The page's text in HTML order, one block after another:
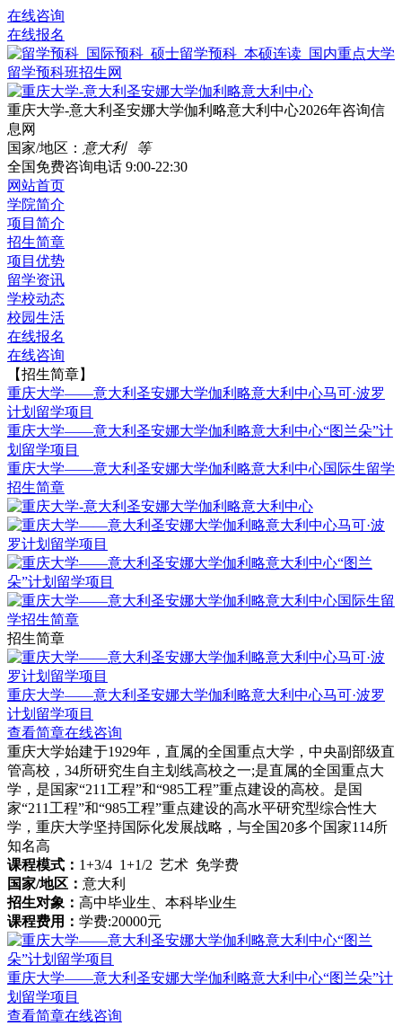
在线咨询
在线报名
重庆大学-意大利圣安娜大学伽利略意大利中心2026年咨询信
息网
国家/地区： 意大利 等
全国免费咨询电话 9:00-22:30
网站首页
学院简介
项目简介
招生简章
项目优势
留学资讯
学校动态
校园生活
在线报名
在线咨询
【招生简章】
重庆大学——意大利圣安娜大学伽利略意大利中心马可·波罗
计划留学项目
重庆大学——意大利圣安娜大学伽利略意大利中心“图兰朵”计
划留学项目
重庆大学——意大利圣安娜大学伽利略意大利中心国际生留学
招生简章
招生简章
重庆大学——意大利圣安娜大学伽利略意大利中心马可·波罗
计划留学项目
查看简章在线咨询
重庆大学始建于1929年，直属的全国重点大学，中央副部级直
管高校，34所研究生自主划线高校之一;是直属的全国重点大
学，是国家“211工程”和“985工程”重点建设的高校。是国
家“211工程”和“985工程”重点建设的高水平研究型综合性大
学，重庆大学坚持国际化发展战略，与全国20多个国家114所
知名高
课程模式： 1+3/4 1+1/2 艺术 免学费
国家/地区： 意大利
招生对象： 高中毕业生、本科毕业生
课程费用： 学费:20000元
重庆大学——意大利圣安娜大学伽利略意大利中心“图兰朵”计
划留学项目
查看简章在线咨询